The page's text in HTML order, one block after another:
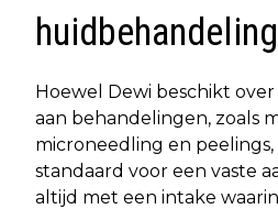
Hoewel Dewi beschikt
aan behandelingen, zoals
microneedling en peelings,
standaard voor een vaste
altijd met een intake